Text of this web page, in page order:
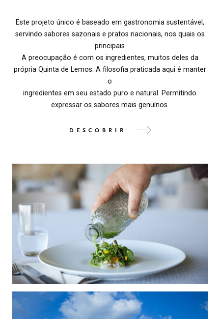
Este projeto único é baseado em gastronomia sustentável,
servindo sabores sazonais e pratos nacionais, nos quais os
principais
A preocupação é com os ingredientes, muitos deles da
própria Quinta de Lemos. A filosofia praticada aqui é manter
o
ingredientes em seu estado puro e natural. Permitindo
expressar os sabores mais genuínos.
DESCOBRIR